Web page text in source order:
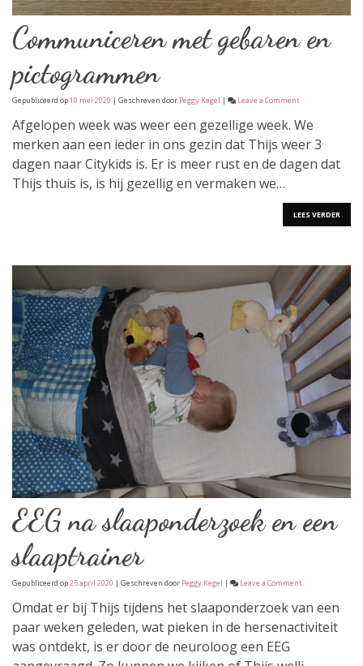
Communiceren met gebaren en
pictogrammen
Gepubliceerd op10 mei 2020 | Geschreven door Peggy Kegel | Leave a Commenton
met
gebaren
en
pictogrammen
Afgelopen week was weer een gezellige week. We
merken aan een ieder in ons gezin dat Thijs weer 3
dagen naar Citykids is. Er is meer rust en de dagen dat
Thijs thuis is, is hij gezellig en vermaken we…
LEES VERDER
EEG na slaaponderzoek en een
slaaptrainer
Gepubliceerd op25 april 2020 | Geschreven door Peggy Kegel | Leave a Commenton
na
slaaponderzoek
en
een
Omdat er bij Thijs tijdens het slaaponderzoek van een
paar weken geleden, wat pieken in de hersenactiviteit
was ontdekt, is er door de neuroloog een EEG